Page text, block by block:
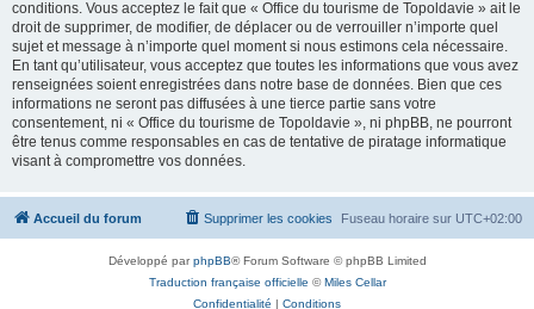
conditions. Vous acceptez le fait que « Office du tourisme de Topoldavie » ait le
droit de supprimer, de modifier, de déplacer ou de verrouiller n’importe quel
sujet et message à n’importe quel moment si nous estimons cela nécessaire.
En tant qu’utilisateur, vous acceptez que toutes les informations que vous avez
renseignées soient enregistrées dans notre base de données. Bien que ces
informations ne seront pas diffusées à une tierce partie sans votre
consentement, ni « Office du tourisme de Topoldavie », ni phpBB, ne pourront
être tenus comme responsables en cas de tentative de piratage informatique
visant à compromettre vos données.
Accueil du forum Fuseau horaire sur UTC+02:00
Supprimer les cookies
Développé parphpBB® Forum Software © phpBB Limited
Traduction française officielle ©Miles Cellar
Confidentialité | Conditions